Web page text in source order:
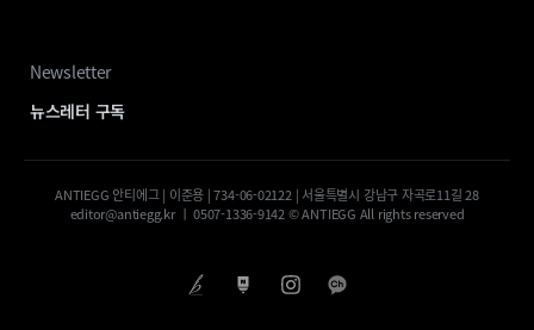
Newsletter
뉴스레터 구독
ANTIEGG 안티에그 | 이준용 | 734-06-02122 | 서울특별시 강남구 자곡로11길 28
editor@antiegg.kr ㅣ 0507-1336-9142 © ANTIEGG All rights reserved